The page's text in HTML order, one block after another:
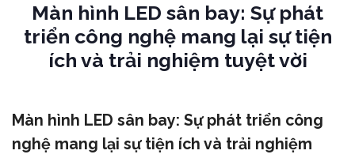
Màn hình LED sân bay: Sự phát
triển công nghệ mang lại sự tiện
ích và trải nghiệm tuyệt vời
Màn hình LED sân bay: Sự phát triển công
nghệ mang lại sự tiện ích và trải nghiệm